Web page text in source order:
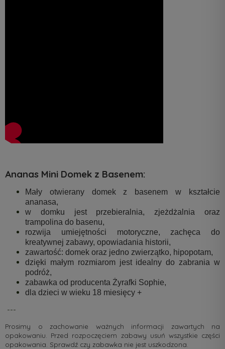
Ananas Mini Domek z Basenem:
Mały otwierany domek z basenem w kształcie
ananasa,
w domku jest przebieralnia, zjeżdżalnia oraz
trampolina do basenu,
rozwija umiejętności motoryczne, zachęca do
kreatywnej zabawy, opowiadania historii,
zawartość: domek oraz jedno zwierzątko, hipopotam,
dzięki małym rozmiarom jest idealny do zabrania w
podróż,
zabawka od producenta Żyrafki Sophie,
dla dzieci w wieku 18 miesięcy +
---
Prosimy o zachowanie ważnych informacji zawartych na
opakowaniu. Przed rozpoczęciem zabawy usuń wszystkie części
opakowania. Sprawdź czy zabawka nie jest uszkodzona.